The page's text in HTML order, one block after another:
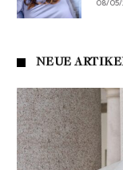
08/05/
NEUE